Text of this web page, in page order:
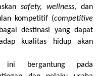
safety, wellness, dan
kompetitif (competitive
destinasi yang dapat
kualitas hidup akan
ini bergantung pada